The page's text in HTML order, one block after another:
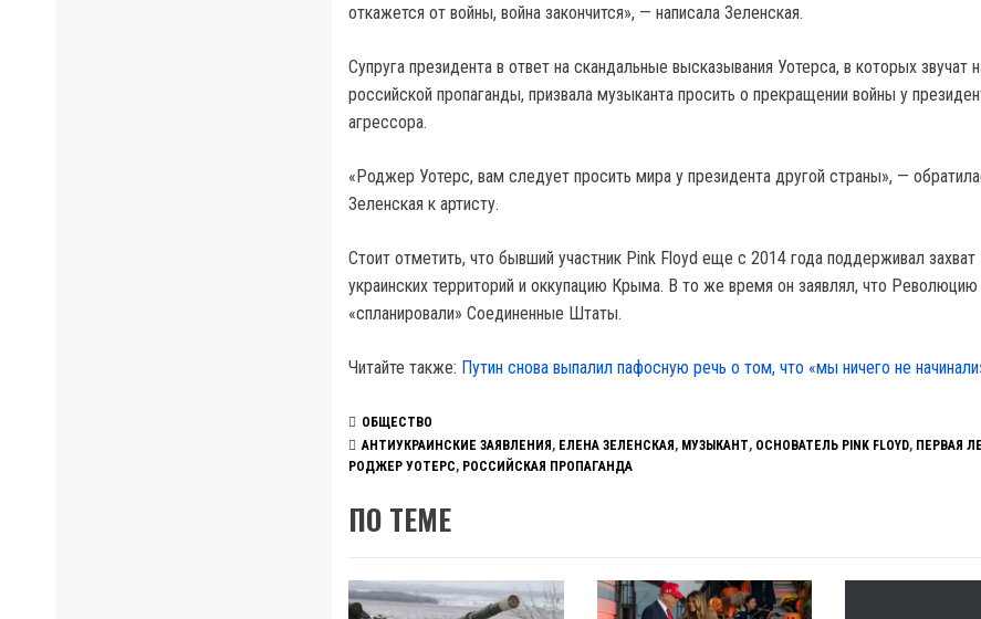
откажется от войны, война закончится», — написала Зеленская.
Супруга президента в ответ на скандальные высказывания Уотерса, в которых звучат
российской пропаганды, призвала музыканта просить о прекращении войны у
агрессора.
«Роджер Уотерс, вам следует просить мира у президента другой страны», —
Зеленская к артисту.
Стоит отметить, что бывший участник Pink Floyd еще с 2014 года поддерживал
украинских территорий и оккупацию Крыма. В то же время он заявлял, что Революцию
«спланировали» Соединенные Штаты.
Читайте также: Путин снова выпалил пафосную речь о том, что «мы ничего не
ОБЩЕСТВО
АНТИУКРАИНСКИЕ ЗАЯВЛЕНИЯ, ЕЛЕНА ЗЕЛЕНСКАЯ, МУЗЫКАНТ, ОСНОВАТЕЛЬ PINK FLOYD, ПЕРВАЯ
РОДЖЕР УОТЕРС, РОССИЙСКАЯ ПРОПАГАНДА
ПО ТЕМЕ